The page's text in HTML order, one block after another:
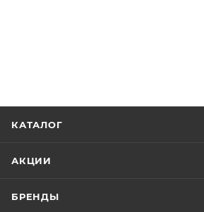
КАТАЛОГ
АКЦИИ
БРЕНДЫ